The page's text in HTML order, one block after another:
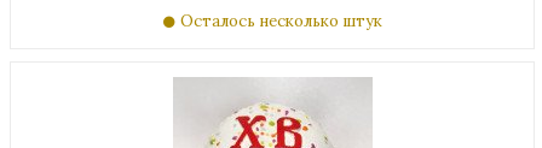
Осталось несколько штук